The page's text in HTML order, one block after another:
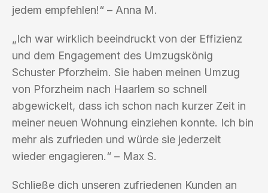
jedem empfehlen!“ – Anna M.
„Ich war wirklich beeindruckt von der Effizienz
und dem Engagement des Umzugskönig
Schuster Pforzheim. Sie haben meinen Umzug
von Pforzheim nach Haarlem so schnell
abgewickelt, dass ich schon nach kurzer Zeit in
meiner neuen Wohnung einziehen konnte. Ich bin
mehr als zufrieden und würde sie jederzeit
wieder engagieren.“ – Max S.
Schließe dich unseren zufriedenen Kunden an